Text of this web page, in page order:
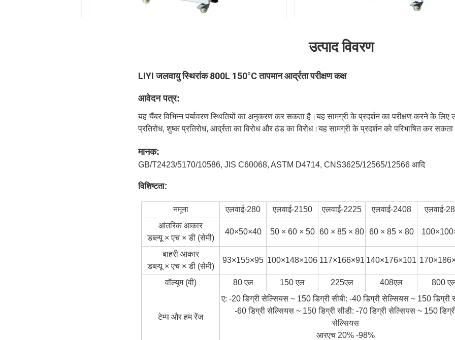
उत्पाद विवरण
LIYI जलवायु स्थिरांक 800L 150°C तापमान आर्द्रता परीक्षण कक्ष
आवेदन पत्र:
यह चैंबर विभिन्न पर्यावरण स्थितियों का अनुकरण कर सकता है।यह सामग्री के प्रदर्शन का परीक्षण करने के लिए
प्रतिरोध, शुष्क प्रतिरोध, आर्द्रता का विरोध और ठंड का विरोध।यह सामग्री के प्रदर्शन को परिभाषित कर सकता
मानक:
GB/T2423/5170/10586, JIS C60068, ASTM D4714, CNS3625/12565/12566 आदि
विशिष्टता:
नमूना एलवाई-280 एलवाई-2150 एलवाई-2225 एलवाई-2408
एलवाई-
आंतरिक आकार
डब्ल्यू × एच × डी (सेमी)
40×50×40 50 × 60 × 50 60 × 85 × 80 60 × 85 × 80
बाहरी आकार
डब्ल्यू × एच × डी (सेमी)
93×155×95 100×148×106 117×166×91 140×176×101
वॉल्यूम (वी) 80 एल 150 एल 225एल 408एल 800
टेम्प और हम रेंज
ए: -20 डिग्री सेल्सियस ~ 150 डिग्री सीबी: -40 डिग्री सेल्सियस ~ 150 डिग्री
-60 डिग्री सेल्सियस ~ 150 डिग्री सीडी: -70 डिग्री सेल्सियस ~ 150
सेल्सियस
आरएच 20% -98%